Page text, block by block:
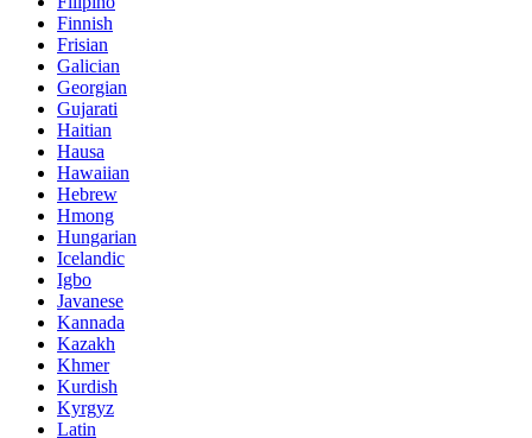
Finnish
Frisian
Galician
Georgian
Gujarati
Haitian
Hausa
Hawaiian
Hebrew
Hmong
Hungarian
Icelandic
Igbo
Javanese
Kannada
Kazakh
Khmer
Kurdish
Kyrgyz
Latin